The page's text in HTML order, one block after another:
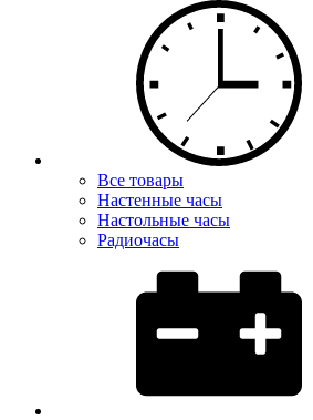
Все товары
Настенные часы
Настольные часы
Радиочасы